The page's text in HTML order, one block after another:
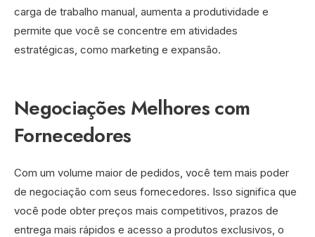
carga de trabalho manual, aumenta a produtividade e
permite que você se concentre em atividades
estratégicas, como marketing e expansão.
Negociações Melhores com
Fornecedores
Com um volume maior de pedidos, você tem mais poder
de negociação com seus fornecedores. Isso significa que
você pode obter preços mais competitivos, prazos de
entrega mais rápidos e acesso a produtos exclusivos, o